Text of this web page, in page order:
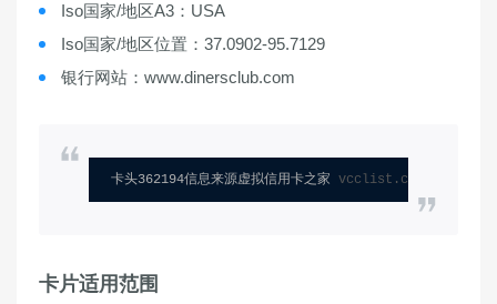
Iso国家/地区A3：USA
Iso国家/地区位置：37.0902-95.7129
银行网站：www.dinersclub.com
卡头362194信息来源虚拟信用卡之家 vcclist.com
卡片适用范围